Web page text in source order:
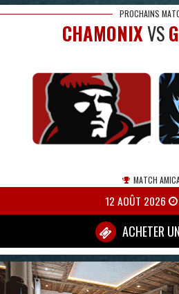
PROCHAINS
CHAMONIXVS
MATCH
12 AOÛT 2026
ACHETER